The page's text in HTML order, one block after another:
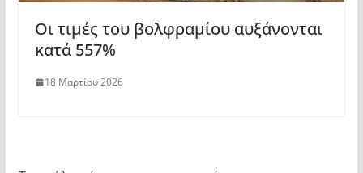
Οι τιμές του βολφραμίου αυξάνονται
κατά 557%
18 Μαρτίου 2026